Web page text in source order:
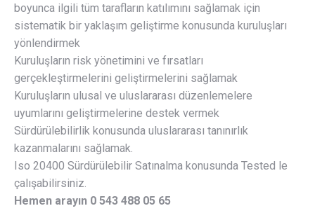
boyunca ilgili tüm tarafların katılımını sağlamak için
sistematik bir yaklaşım geliştirme konusunda kuruluşları
yönlendirmek
Kuruluşların risk yönetimini ve fırsatları
gerçekleştirmelerini geliştirmelerini sağlamak
Kuruluşların ulusal ve uluslararası düzenlemelere
uyumlarını geliştirmelerine destek vermek
Sürdürülebilirlik konusunda uluslararası tanınırlık
kazanmalarını sağlamak.
Iso 20400 Sürdürülebilir Satınalma konusunda Tested le
çalışabilirsiniz.
Hemen arayın 0 543 488 05 65